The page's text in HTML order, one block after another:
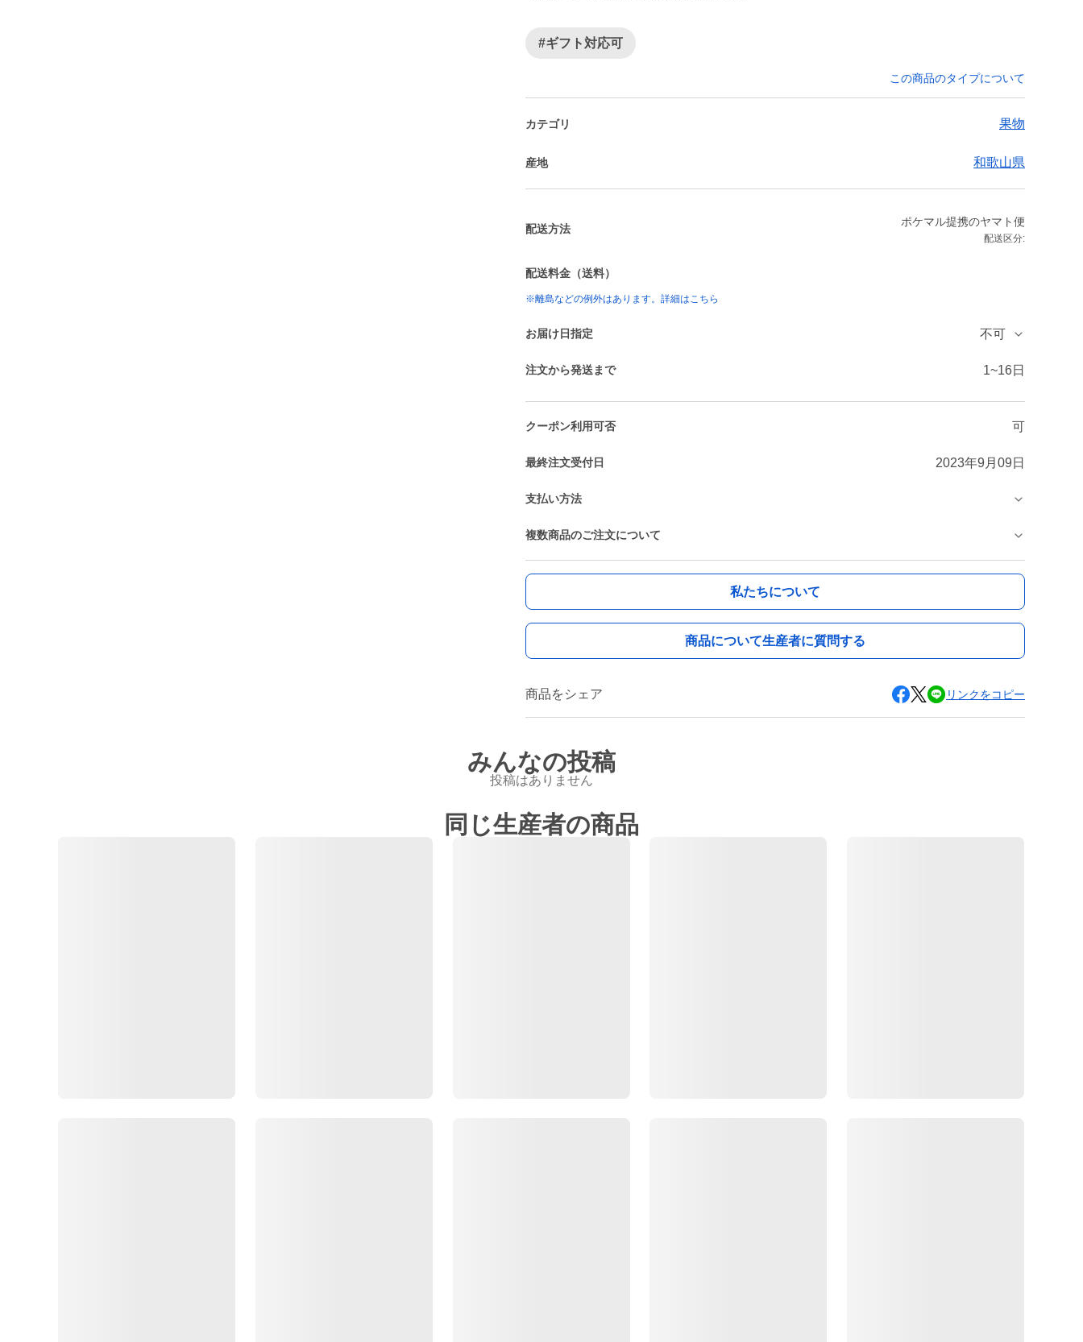
#ギフト対応可
この商品のタイプについて
カテゴリ 果物
産地 和歌山県
配送方法
ポケマル提携のヤマト便
配送区分:
配送料金（送料）
※離島などの例外はあります。詳細はこちら
お届け日指定 不可
注文から発送まで 1~16日
クーポン利用可否 可
最終注文受付日 2023年9月09日
支払い方法
複数商品のご注文について
私たちについて
商品について生産者に質問する
商品をシェア リンクをコピー
みんなの投稿
投稿はありません
同じ生産者の商品